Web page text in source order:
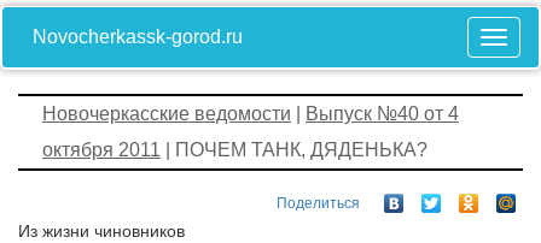
Novocherkassk-gorod.ru
Новочеркасские ведомости
Выпуск №40 от 4
октября 2011 | ПОЧЕМ ТАНК, ДЯДЕНЬКА?
Поделиться
Из жизни чиновников